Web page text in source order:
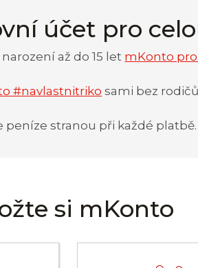
účet pro
až do 15 let mKonto
#navlastnitriko sami bez
peníze stranou při každé platbě.
si mKonto